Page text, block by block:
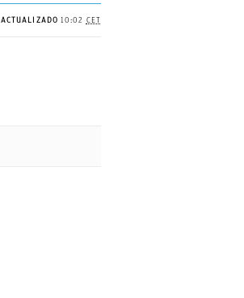
ACTUALIZADO 10:02 CET